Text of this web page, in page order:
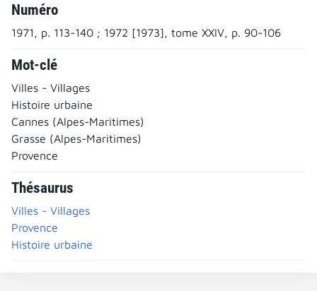
Numéro
1971, p. 113-140 ; 1972 [1973], tome XXIV, p. 90-106
Mot-clé
Villes - Villages
Histoire urbaine
Cannes (Alpes-Maritimes)
Grasse (Alpes-Maritimes)
Provence
Thésaurus
Villes - Villages
Provence
Histoire urbaine